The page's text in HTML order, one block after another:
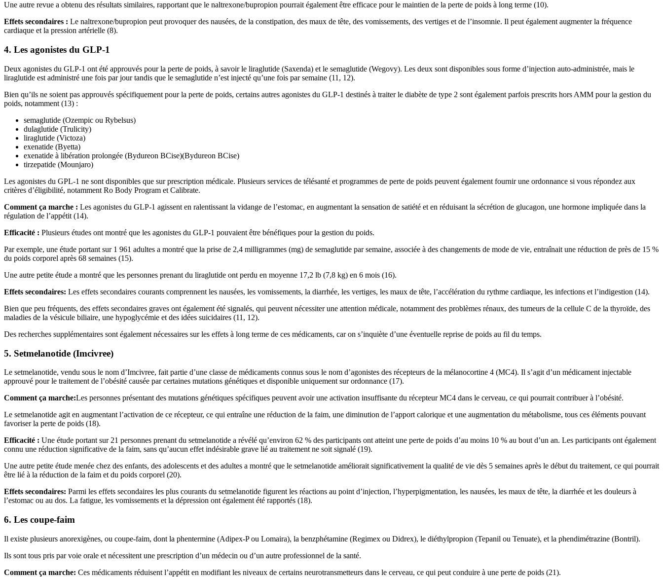
Une autre revue a obtenu des résultats similaires, rapportant que le naltrexone/bupropion pourrait également être efficace pour le maintien de la perte de poids à long terme (10).
Effets secondaires : Le naltrexone/bupropion peut provoquer des nausées, de la constipation, des maux de tête, des vomissements, des vertiges et de l’insomnie. Il peut également augmenter la fréquence
cardiaque et la pression artérielle (8).
4. Les agonistes du GLP-1
Deux agonistes du GLP-1 ont été approuvés pour la perte de poids, à savoir le liraglutide (Saxenda) et le semaglutide (Wegovy). Les deux sont disponibles sous forme d’injection auto-administrée, mais le
liraglutide est administré une fois par jour tandis que le semaglutide n’est injecté qu’une fois par semaine (11, 12).
Bien qu’ils ne soient pas approuvés spécifiquement pour la perte de poids, certains autres agonistes du GLP-1 destinés à traiter le diabète de type 2 sont également parfois prescrits hors AMM pour la gestion du
poids, notamment (13) :
semaglutide (Ozempic ou Rybelsus)
dulaglutide (Trulicity)
liraglutide (Victoza)
exenatide (Byetta)
exenatide à libération prolongée (Bydureon BCise)(Bydureon BCise)
tirzepatide (Mounjaro)
Les agonistes du GPL-1 ne sont disponibles que sur prescription médicale. Plusieurs services de télésanté et programmes de perte de poids peuvent également fournir une ordonnance si vous répondez aux
critères d’éligibilité, notamment Ro Body Program et Calibrate.
Comment ça marche : Les agonistes du GLP-1 agissent en ralentissant la vidange de l’estomac, en augmentant la sensation de satiété et en réduisant la sécrétion de glucagon, une hormone impliquée dans la
régulation de l’appétit (14).
Efficacité : Plusieurs études ont montré que les agonistes du GLP-1 pouvaient être bénéfiques pour la gestion du poids.
Par exemple, une étude portant sur 1 961 adultes a montré que la prise de 2,4 milligrammes (mg) de semaglutide par semaine, associée à des changements de mode de vie, entraînait une réduction de près de 15 %
du poids corporel après 68 semaines (15).
Une autre petite étude a montré que les personnes prenant du liraglutide ont perdu en moyenne 17,2 lb (7,8 kg) en 6 mois (16).
Effets secondaires: Les effets secondaires courants comprennent les nausées, les vomissements, la diarrhée, les vertiges, les maux de tête, l’accélération du rythme cardiaque, les infections et l’indigestion (14).
Bien que peu fréquents, des effets secondaires graves ont également été signalés, qui peuvent nécessiter une attention médicale, notamment des problèmes rénaux, des tumeurs de la cellule C de la thyroïde, des
maladies de la vésicule biliaire, une hypoglycémie et des idées suicidaires (11, 12).
Des recherches supplémentaires sont également nécessaires sur les effets à long terme de ces médicaments, car on s’inquiète d’une éventuelle reprise de poids au fil du temps.
5. Setmelanotide (Imcivree)
Le setmelanotide, vendu sous le nom d’Imcivree, fait partie d’une classe de médicaments connus sous le nom d’agonistes des récepteurs de la mélanocortine 4 (MC4). Il s’agit d’un médicament injectable
approuvé pour le traitement de l’obésité causée par certaines mutations génétiques et disponible uniquement sur ordonnance (17).
Comment ça marche:Les personnes présentant des mutations génétiques spécifiques peuvent avoir une activation insuffisante du récepteur MC4 dans le cerveau, ce qui pourrait contribuer à l’obésité.
Le setmelanotide agit en augmentant l’activation de ce récepteur, ce qui entraîne une réduction de la faim, une diminution de l’apport calorique et une augmentation du métabolisme, tous ces éléments pouvant
favoriser la perte de poids (18).
Efficacité : Une étude portant sur 21 personnes prenant du setmelanotide a révélé qu’environ 62 % des participants ont atteint une perte de poids d’au moins 10 % au bout d’un an. Les participants ont également
connu une réduction significative de la faim, sans qu’aucun effet indésirable grave lié au traitement ne soit signalé (19).
Une autre petite étude menée chez des enfants, des adolescents et des adultes a montré que le setmelanotide améliorait significativement la qualité de vie dès 5 semaines après le début du traitement, ce qui pourrait
être lié à la réduction de la faim et du poids corporel (20).
Effets secondaires: Parmi les effets secondaires les plus courants du setmelanotide figurent les réactions au point d’injection, l’hyperpigmentation, les nausées, les maux de tête, la diarrhée et les douleurs à
l’estomac ou au dos. La fatigue, les vomissements et la dépression ont également été rapportés (18).
6. Les coupe-faim
Il existe plusieurs anorexigènes, ou coupe-faim, dont la phentermine (Adipex-P ou Lomaira), la benzphétamine (Regimex ou Didrex), le diéthylpropion (Tepanil ou Tenuate), et la phendimétrazine (Bontril).
Ils sont tous pris par voie orale et nécessitent une prescription d’un médecin ou d’un autre professionnel de la santé.
Comment ça marche: Ces médicaments réduisent l’appétit en modifiant les niveaux de certains neurotransmetteurs dans le cerveau, ce qui peut conduire à une perte de poids (21).